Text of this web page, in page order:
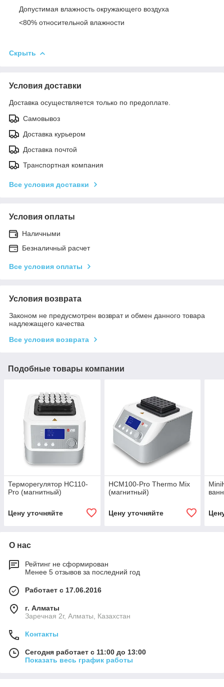
Допустимая влажность окружающего воздуха
<80% относительной влажности
Скрыть
Условия доставки
Доставка осуществляется только по предоплате.
Самовывоз
Доставка курьером
Доставка почтой
Транспортная компания
Все условия доставки
Условия оплаты
Наличными
Безналичный расчет
Все условия оплаты
Условия возврата
Законом не предусмотрен возврат и обмен данного товара
надлежащего качества
Все условия возврата
Подобные товары компании
Терморегулятор HC110-
Pro (магнитный)
Цену уточняйте
HCM100-Pro Thermo Mix
(магнитный)
Цену уточняйте
О нас
Рейтинг не сформирован
Менее 5 отзывов за последний год
Работает с 17.06.2016
г. Алматы
Заречная 2г, Алматы, Казахстан
Контакты
Сегодня работает с 11:00 до 13:00
Показать весь график работы